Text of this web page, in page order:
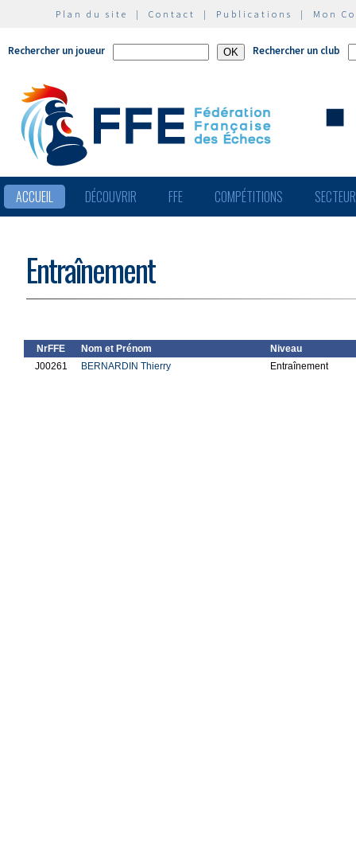
Plan du site | Contact | Publications | Mon
Rechercher un joueur Rechercher un club
ACCUEIL DÉCOUVRIR FFE COMPÉTITIONS
Entraînement
NrFFE Nom et Prénom
Niveau
J00261
BERNARDIN Thierry Entraînement